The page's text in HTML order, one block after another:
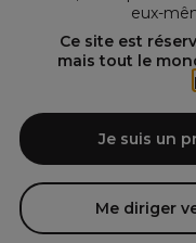
eux-
Ce site est
mais tout le
Je suis un
Me diriger
Spécialiste de la coiffure
large sélection de
Duo le fournisseur
de beauté! Notre gamme
qui sont à la recherche
matériel esthétique de